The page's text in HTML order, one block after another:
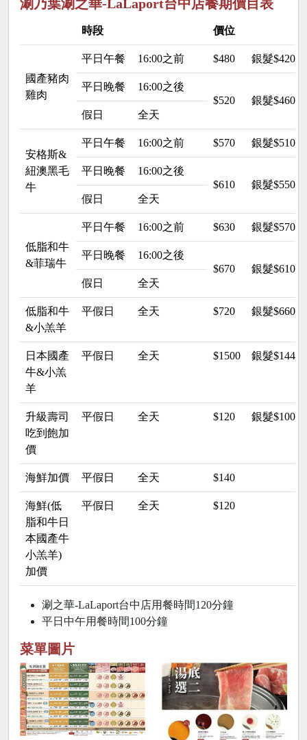
涮乃葉涮之華-LaLaport台中店餐期價目表
時段 價位
國產豬肉
雞肉
平日午餐 16:00之前 $480 銀髮
平日晚餐
16:00之後
$520
銀髮
假日
全天
安格斯&
紐澳黑毛
牛
平日午餐 16:00之前 $570 銀髮
平日晚餐
16:00之後
$610
銀髮
假日
全天
低脂和牛
&菲瑞牛
平日午餐 16:00之前 $630 銀髮
平日晚餐
16:00之後
$670
銀髮
假日
全天
低脂和牛
&小羔羊
平假日 全天 $720 銀髮
日本國產
牛&小羔
羊
平假日 全天 $1500 銀髮
升級壽司
吃到飽加
價
平假日 全天 $120 銀髮
海鮮加價 平假日 全天 $140
海鮮(低
脂和牛日
本國產牛
小羔羊)
加價
平假日 全天 $120
涮之華-LaLaport台中店用餐時間120分鐘
平日中午用餐時間100分鐘
菜單圖片